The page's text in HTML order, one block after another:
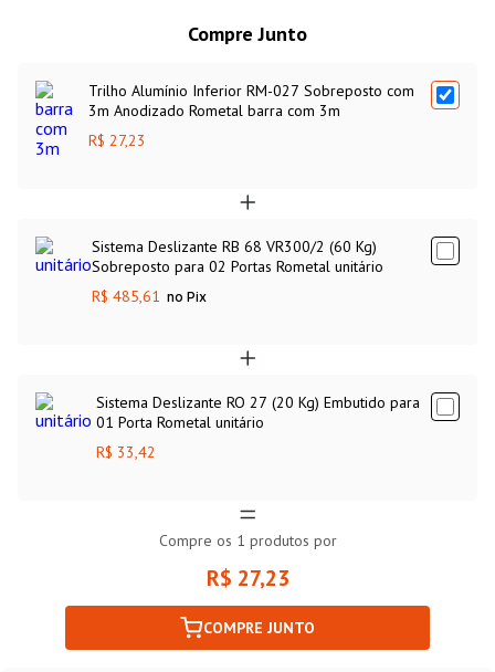
portas de correr RometalRO-27,RO-65,RB-68
da porta. Barra com 03 metros de comprimento
Compre Junto
Trilho Alumínio Inferior RM-027 Sobreposto com
3m Anodizado Rometal barra com 3m
R$ 27,23
Sistema Deslizante RB 68 VR300/2 (60 Kg)
Sobreposto para 02 Portas Rometal unitário
R$ 485,61 no Pix
Sistema Deslizante RO 27 (20 Kg) Embutido para
01 Porta Rometal unitário
R$ 33,42
Compre os 1 produtos por
R$ 27,23
COMPRE JUNTO